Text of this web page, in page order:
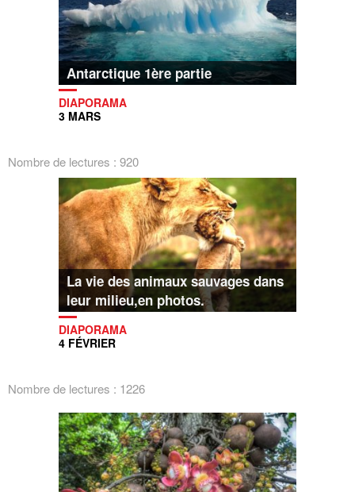
Antarctique 1ère partie
DIAPORAMA
3 MARS
Nombre de lectures : 920
La vie des animaux sauvages dans
leur milieu,en photos.
DIAPORAMA
4 FÉVRIER
Nombre de lectures : 1226